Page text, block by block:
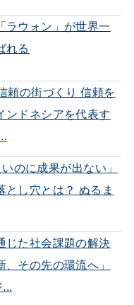
ラウォン」が世界一
れる
頼の街づくり 信頼を
ンドネシアを代表す
のに成果が出ない」
とし穴とは？ ぬるま
じた社会課題の解決
その先の環流へ」